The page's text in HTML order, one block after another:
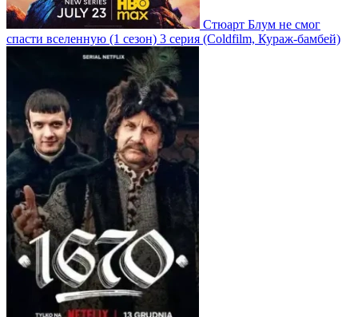
Стюарт Блум не смог
спасти вселенную (1 сезон) 3 серия (Coldfilm, Кураж-бамбей)